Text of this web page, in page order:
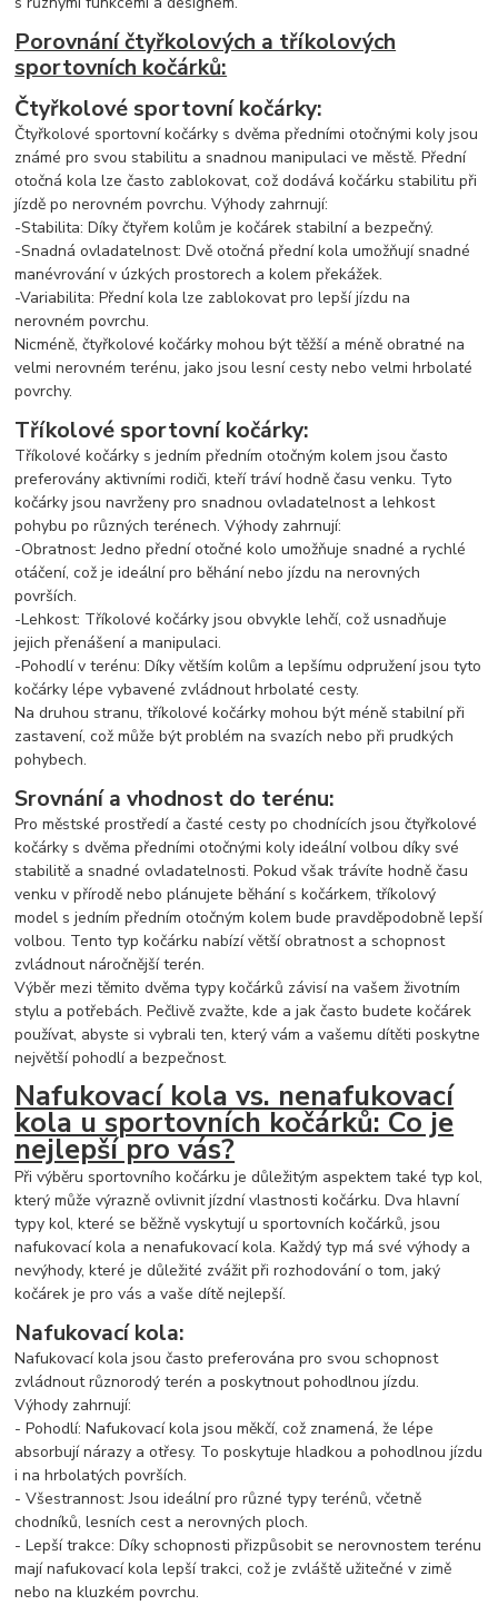
Porovnání čtyřkolových a tříkolových
sportovních kočárků:
Čtyřkolové sportovní kočárky:
Čtyřkolové sportovní kočárky s dvěma předními otočnými koly jsou
známé pro svou stabilitu a snadnou manipulaci ve městě. Přední
otočná kola lze často zablokovat, což dodává kočárku stabilitu při
jízdě po nerovném povrchu. Výhody zahrnují:
-Stabilita: Díky čtyřem kolům je kočárek stabilní a bezpečný.
-Snadná ovladatelnost: Dvě otočná přední kola umožňují snadné
manévrování v úzkých prostorech a kolem překážek.
-Variabilita: Přední kola lze zablokovat pro lepší jízdu na
nerovném povrchu.
Nicméně, čtyřkolové kočárky mohou být těžší a méně obratné na
velmi nerovném terénu, jako jsou lesní cesty nebo velmi hrbolaté
povrchy.
Tříkolové sportovní kočárky:
Tříkolové kočárky s jedním předním otočným kolem jsou často
preferovány aktivními rodiči, kteří tráví hodně času venku. Tyto
kočárky jsou navrženy pro snadnou ovladatelnost a lehkost
pohybu po různých terénech. Výhody zahrnují:
-Obratnost: Jedno přední otočné kolo umožňuje snadné a rychlé
otáčení, což je ideální pro běhání nebo jízdu na nerovných
površích.
-Lehkost: Tříkolové kočárky jsou obvykle lehčí, což usnadňuje
jejich přenášení a manipulaci.
-Pohodlí v terénu: Díky větším kolům a lepšímu odpružení jsou tyto
kočárky lépe vybavené zvládnout hrbolaté cesty.
Na druhou stranu, tříkolové kočárky mohou být méně stabilní při
zastavení, což může být problém na svazích nebo při prudkých
pohybech.
Srovnání a vhodnost do terénu:
Pro městské prostředí a časté cesty po chodnících jsou čtyřkolové
kočárky s dvěma předními otočnými koly ideální volbou díky své
stabilitě a snadné ovladatelnosti. Pokud však trávíte hodně času
venku v přírodě nebo plánujete běhání s kočárkem, tříkolový
model s jedním předním otočným kolem bude pravděpodobně lepší
volbou. Tento typ kočárku nabízí větší obratnost a schopnost
zvládnout náročnější terén.
Výběr mezi těmito dvěma typy kočárků závisí na vašem životním
stylu a potřebách. Pečlivě zvažte, kde a jak často budete kočárek
používat, abyste si vybrali ten, který vám a vašemu dítěti poskytne
největší pohodlí a bezpečnost.
Nafukovací kola vs. nenafukovací
kola u sportovních kočárků: Co je
nejlepší pro vás?
Při výběru sportovního kočárku je důležitým aspektem také typ kol,
který může výrazně ovlivnit jízdní vlastnosti kočárku. Dva hlavní
typy kol, které se běžně vyskytují u sportovních kočárků, jsou
nafukovací kola a nenafukovací kola. Každý typ má své výhody a
nevýhody, které je důležité zvážit při rozhodování o tom, jaký
kočárek je pro vás a vaše dítě nejlepší.
Nafukovací kola:
Nafukovací kola jsou často preferována pro svou schopnost
zvládnout různorodý terén a poskytnout pohodlnou jízdu.
Výhody zahrnují:
- Pohodlí: Nafukovací kola jsou měkčí, což znamená, že lépe
absorbují nárazy a otřesy. To poskytuje hladkou a pohodlnou jízdu
i na hrbolatých površích.
- Všestrannost: Jsou ideální pro různé typy terénů, včetně
chodníků, lesních cest a nerovných ploch.
- Lepší trakce: Díky schopnosti přizpůsobit se nerovnostem terénu
mají nafukovací kola lepší trakci, což je zvláště užitečné v zimě
nebo na kluzkém povrchu.